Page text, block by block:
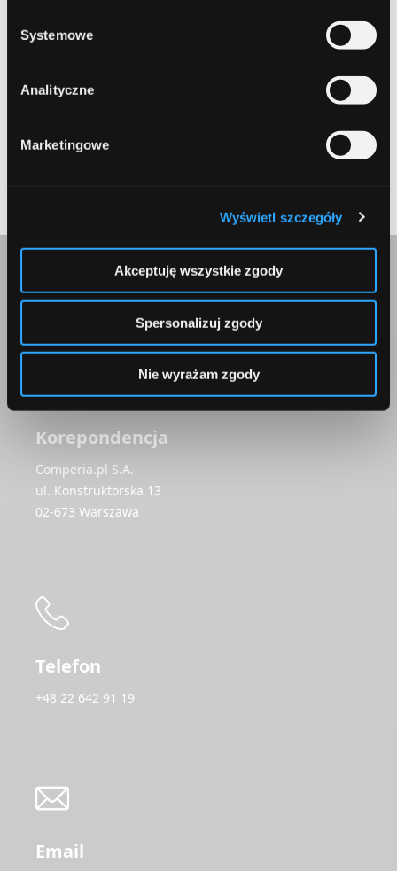
Systemowe
Analityczne
Marketingowe
Wyświetl szczegóły
Akceptuję wszystkie zgody
Spersonalizuj zgody
Nie wyrażam zgody
kolejnych komentarzy.
Skontaktuj się z nami
Korepondencja
Comperia.pl S.A.
ul. Konstruktorska 13
02-673 Warszawa
Telefon
+48 22 642 91 19
Email